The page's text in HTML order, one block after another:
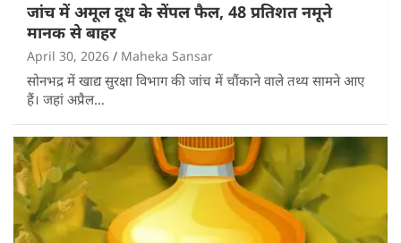
जांच में अमूल दूध के सेंपल फैल, 48 प्रतिशत नमूने
मानक से बाहर
April 30, 2026 Maheka Sansar
सोनभद्र में खाद्य सुरक्षा विभाग की जांच में चौंकाने वाले तथ्य सामने आए
हैं। जहां अप्रैल…